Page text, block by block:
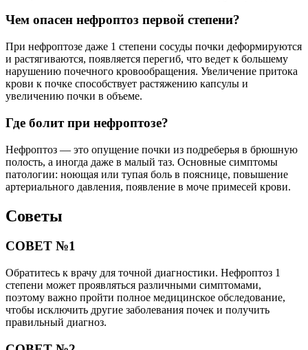
Чем опасен нефроптоз первой степени?
При нефроптозе даже 1 степени сосуды почки деформируются
и растягиваются, появляется перегиб, что ведет к большему
нарушению почечного кровообращения. Увеличение притока
крови к почке способствует растяжению капсулы и
увеличению почки в объеме.
Где болит при нефроптозе?
Нефроптоз — это опущение почки из подреберья в брюшную
полость, а иногда даже в малый таз. Основные симптомы
патологии: ноющая или тупая боль в пояснице, повышение
артериального давления, появление в моче примесей крови.
Советы
СОВЕТ №1
Обратитесь к врачу для точной диагностики. Нефроптоз 1
степени может проявляться различными симптомами,
поэтому важно пройти полное медицинское обследование,
чтобы исключить другие заболевания почек и получить
правильный диагноз.